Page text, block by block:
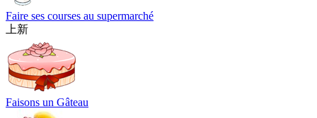
Faire ses courses au supermarché
上新
Faisons un Gâteau